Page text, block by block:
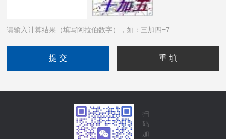
请输入计算结果（填写阿拉伯数字），如：三加四=7
扫
码
加